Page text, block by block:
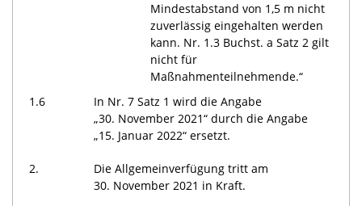
Mindestabstand von 1,5 m nicht
zuverlässig eingehalten werden
kann. Nr. 1.3 Buchst. a Satz 2 gilt
nicht für
Maßnahmenteilnehmende.“
1.6
In Nr. 7 Satz 1 wird die Angabe
„30. November 2021“ durch die Angabe
„15. Januar 2022“ ersetzt.
2.
Die Allgemeinverfügung tritt am
30. November 2021 in Kraft.